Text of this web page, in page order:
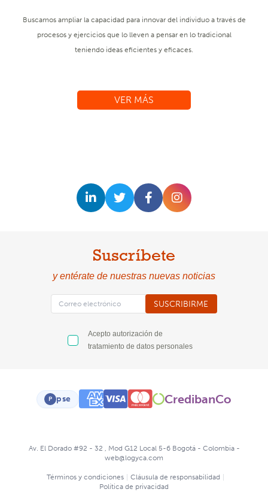
Buscamos ampliar la capacidad para innovar del individuo a través de
procesos y ejercicios que lo lleven a pensar en lo tradicional
teniendo ideas eficientes y eficaces.
VER MÁS
Suscríbete
y entérate de nuestras nuevas noticias
SUSCRIBIRME
Acepto autorización de
tratamiento de datos personales
P pse CredibanCo
Av. El Dorado #92 - 32 , Mod G12 Local 5-6 Bogotá - Colombia -
web@logyca.com
Términos y condiciones Cláusula de responsabilidad
Política de privacidad